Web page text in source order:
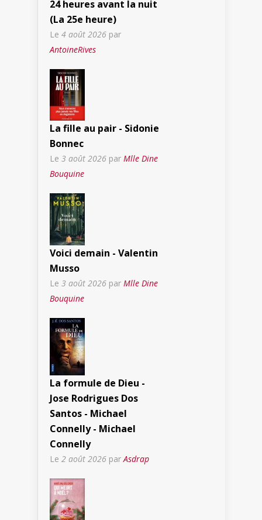
24 heures avant la nuit
(La 25e heure)
Le 4 août 2026 par
AntoineRives
La fille au pair - Sidonie
Bonnec
Le 3 août 2026 par Mlle Dine
Bouquine
Voici demain - Valentin
Musso
Le 3 août 2026 par Mlle Dine
Bouquine
La formule de Dieu -
Jose Rodrigues Dos
Santos - Michael
Connelly - Michael
Connelly
Le 2 août 2026 parAsdrap